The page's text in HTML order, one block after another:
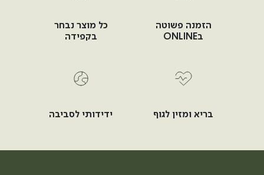
הזמנה פשוטה
בONLINE
כל מוצר נבחר
בקפידה
בריא ומזין לגוף ידידותי לסביבה